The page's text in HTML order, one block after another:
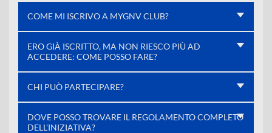
COME MI ISCRIVO A MYGNV CLUB?
ERO GIÀ ISCRITTO, MA NON RIESCO PIÙ AD
ACCEDERE: COME POSSO FARE?
CHI PUÒ PARTECIPARE?
DOVE POSSO TROVARE IL REGOLAMENTO COMPLETO
DELL'INIZIATIVA?